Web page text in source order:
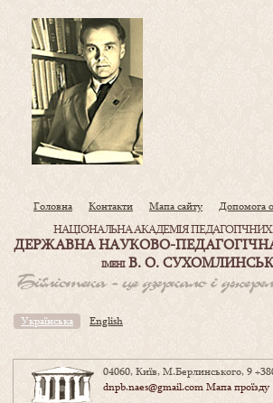
Головна Контакти Мапа сайту Допомога
НАЦІОНАЛЬНА АКАДЕМІЯ
ДЕРЖАВНА НАУКОВО-
ІМЕНІВ. О.
Українська English
04060, Київ, М.Берлинського, 9
dnpb.naes@gmail.comМапа проїзду